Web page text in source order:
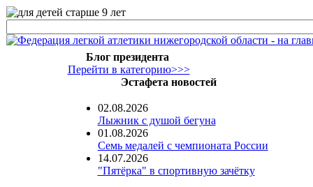
Блог президента
Перейти в категорию>>>
Эстафета новостей
02.08.2026
Лыжник с душой бегуна
01.08.2026
Семь медалей с чемпионата России
14.07.2026
"Пятёрка" в спортивную зачётку